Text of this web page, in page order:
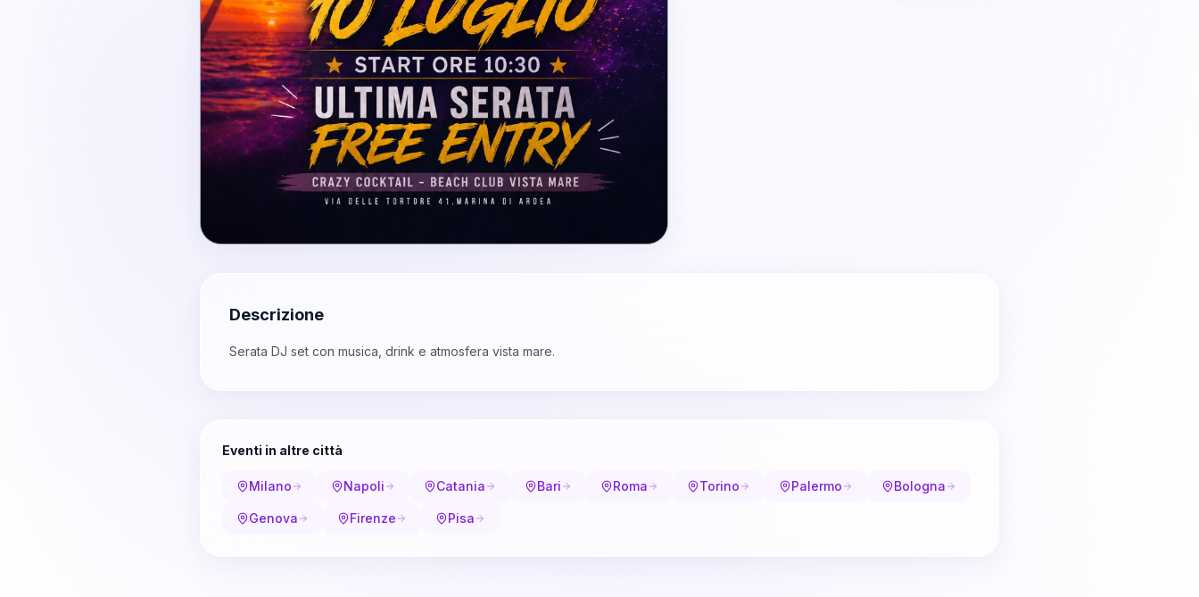
Descrizione
Serata DJ set con musica, drink e atmosfera vista mare.
Eventi in altre città
Milano Napoli Catania Bari Roma Torino Palermo Bologna
Genova Firenze Pisa